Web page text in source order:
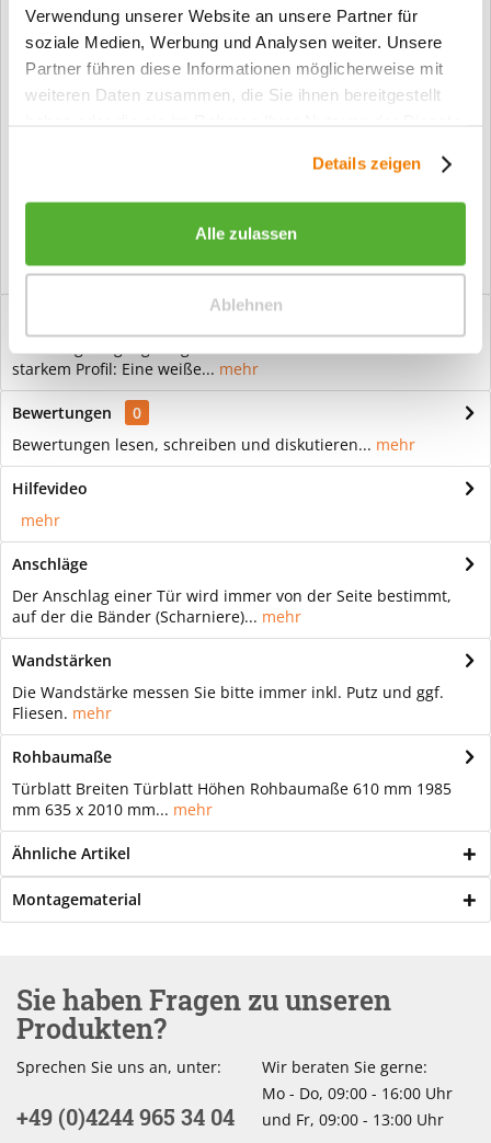
Verwendung unserer Website an unsere Partner für
soziale Medien, Werbung und Analysen weiter. Unsere
Partner führen diese Informationen möglicherweise mit
weiteren Daten zusammen, die Sie ihnen bereitgestellt
Details zeigen
Alle zulassen
Ablehnen
Artikel-Nr.:
2433pk90
Info:
Dieser Artikel wird gemäß Ihrer
Konfiguration gefertigt. Daher ist er als
kundenspezifische Anfertigung vom
Kostenloser Versand ab € 2000,- Bestellwert
Wohnungseingangszarge Weißlack Profilkante 90mm Mit
starkem Profil: Eine weiße... mehr
Bewertungen
0
Bewertungen lesen, schreiben und diskutieren... mehr
Hilfevideo
mehr
Anschläge
Der Anschlag einer Tür wird immer von der Seite bestimmt,
auf der die Bänder (Scharniere)... mehr
Wandstärken
Die Wandstärke messen Sie bitte immer inkl. Putz und ggf.
Fliesen. mehr
Rohbaumaße
Türblatt Breiten Türblatt Höhen Rohbaumaße 610 mm 1985
mm 635 x 2010 mm... mehr
Ähnliche Artikel
Montagematerial
Sie haben Fragen zu unseren
Produkten?
Sprechen Sie uns an, unter:
+49 (0)4244 965 34 04
Wir beraten Sie gerne:
Mo - Do, 09:00 - 16:00 Uhr
und Fr, 09:00 - 13:00 Uhr